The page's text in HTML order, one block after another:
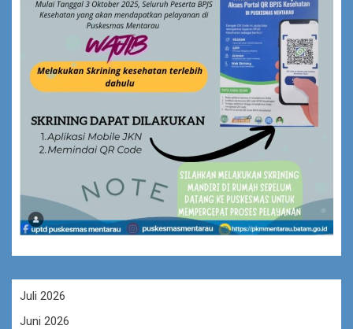
Juli 2026
Juni 2026